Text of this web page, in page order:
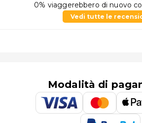
0% viaggerebbero di nuovo
Vedi tutte le
Modalità di